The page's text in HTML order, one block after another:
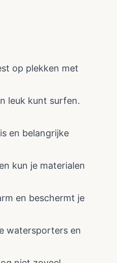
op plekken met
leuk kunt surfen.
en belangrijke
kun je materialen
en beschermt je
watersporters en